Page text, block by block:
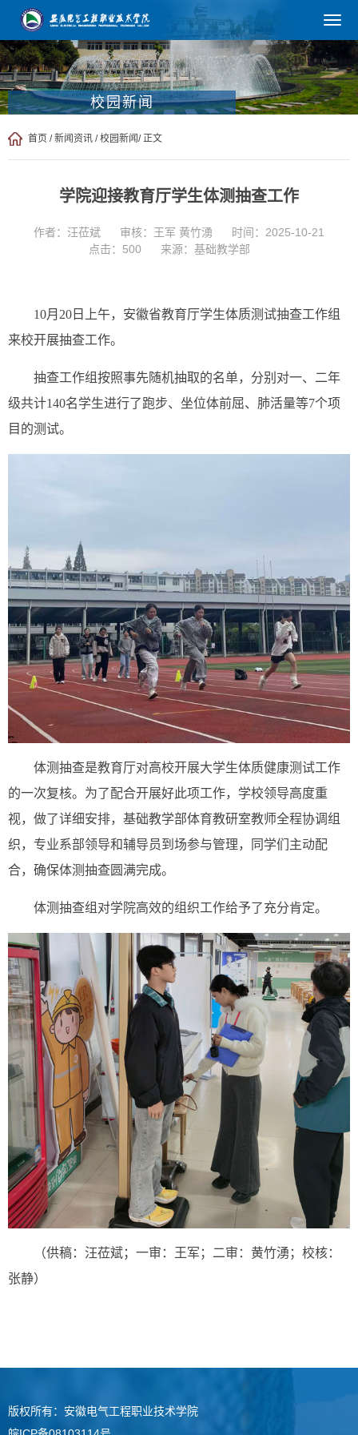
校园新闻
首页 /新闻资讯 /校园新闻/ 正文
学院迎接教育厅学生体测抽查工作
作者：汪莅斌 审核：王军 黄竹湧
时间：2025-10-21
点击： 500 来源：基础教学部
10月20日上午，安徽省教育厅学生体质测试抽查工作组
来校开展抽查工作。
抽查工作组按照事先随机抽取的名单，分别对一、二年
级共计140名学生进行了跑步、坐位体前屈、肺活量等7个项
目的测试。
体测抽查是教育厅对高校开展大学生体质健康测试工作
的一次复核。为了配合开展好此项工作，学校领导高度重
视，做了详细安排，基础教学部体育教研室教师全程协调组
织，专业系部领导和辅导员到场参与管理，同学们主动配
合，确保体测抽查圆满完成。
体测抽查组对学院高效的组织工作给予了充分肯定。
（供稿：汪莅斌；一审：王军；二审：黄竹湧；校核：
张静）
版权所有：安徽电气工程职业技术学院